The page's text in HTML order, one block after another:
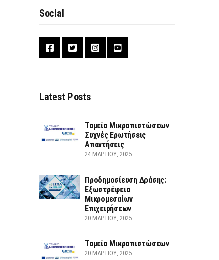
Social
Latest Posts
Ταμείο Μικροπιστώσεων
Συχνές Ερωτήσεις
Απαντήσεις
24 ΜΑΡΤΊΟΥ, 2025
Προδημοσίευση Δράσης:
Εξωστρέφεια
Μικρομεσαίων
Επιχειρήσεων
20 ΜΑΡΤΊΟΥ, 2025
Ταμείο Μικροπιστώσεων
20 ΜΑΡΤΊΟΥ, 2025